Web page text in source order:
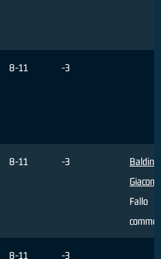
8-11 -3
8-11 -3
Baldini
Fallo
8-11 -3